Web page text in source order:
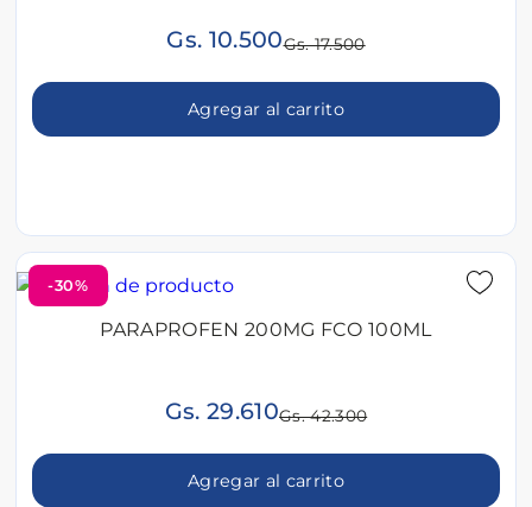
Gs. 10.500Gs. 17.500
Agregar al carrito
-30%
PARAPROFEN 200MG FCO 100ML
Gs. 29.610Gs. 42.300
Agregar al carrito